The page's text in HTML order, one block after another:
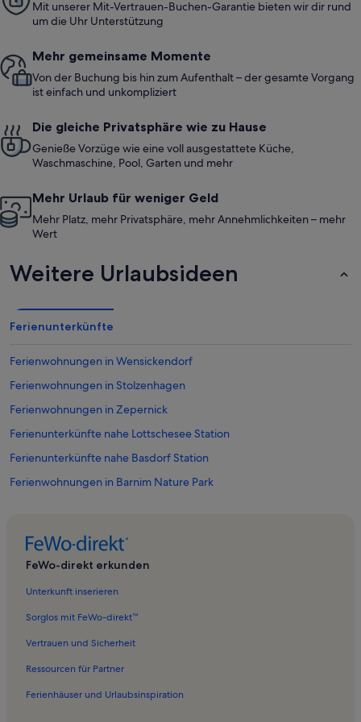
und hat abends dennoch Geschirr und co! Für uns als Familie
war das schon purer Luxus. Wir haben alle geschlafen wie auf
Kinder hatten viel Grün um sich herum . Es störte sich auch
niemand an der Lautstärke wenn sie tobten. Wir würden
jederzeit wieder kommen!!!
Mit unserer Mit-Vertrauen-Buchen-Garantie bieten wir dir rund
um die Uhr Unterstützung
Mehr gemeinsame Momente
Von der Buchung bis hin zum Aufenthalt – der gesamte Vorgang
ist einfach und unkompliziert
Die gleiche Privatsphäre wie zu Hause
Genieße Vorzüge wie eine voll ausgestattete Küche,
Waschmaschine, Pool, Garten und mehr
Mehr Urlaub für weniger Geld
Mehr Platz, mehr Privatsphäre, mehr Annehmlichkeiten – mehr
Wert
Weitere Urlaubsideen
Ferienunterkünfte
Ferienwohnungen in Wensickendorf
Ferienwohnungen in Stolzenhagen
Ferienwohnungen in Zepernick
Ferienunterkünfte nahe Lottschesee Station
Ferienunterkünfte nahe Basdorf Station
Ferienwohnungen in Barnim Nature Park
Ferienunterkünfte nahe Klosterfelde Station
Ferienwohnungen in Badestelle Summter See
Ferienunterkünfte nahe Zühlsdorf Station
Ferienwohnungen in Panketal
FeWo-direkt erkunden
Unterkunft inserieren
Sorglos mit FeWo-direkt™
Vertrauen und Sicherheit
Ressourcen für Partner
Ferienhäuser und Urlaubsinspiration